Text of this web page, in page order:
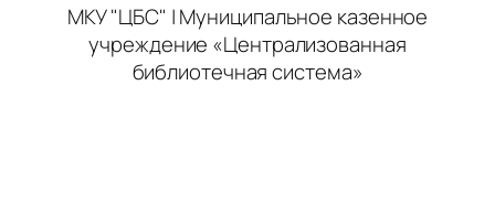
МКУ "ЦБС" | Муниципальное казенное
учреждение «Централизованная
библиотечная система»